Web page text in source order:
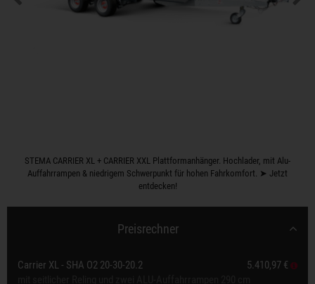
STEMA CARRIER XL + CARRIER XXL Plattformanhänger. Hochlader, mit Alu-
Auffahrrampen & niedrigem Schwerpunkt für hohen Fahrkomfort. ➤ Jetzt
entdecken!
Preisrechner
Carrier XL - SHA O2 20-30-20.2
5.410,97 €